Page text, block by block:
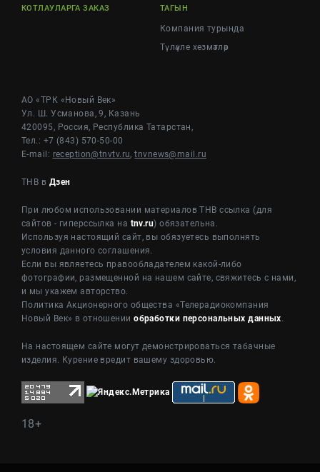
КОТЛАУЛАРГА ЗАКАЗ ТАГЫН
Компания турында
Түләүле хезмәтләр
АО «ТРК «Новый Век»
Ул. Ш. Усманова, 9, Казань
420095, Россия, Республика Татарстан,
Тел.: +7 (843) 570-50-00
E-mail: reception@tnvtv.ru,tnvnews@mail.ru
ТНВ в Дзен
При любом использовании материалов ТНВ ссылка (для
сайтов - гиперссылка на tnv.ru) обязательна.
Используя настоящий сайт, вы обязуетесь выполнять
условия данного соглашения.
Если вы являетесь правообладателем какой-либо
фотографии, размещенной на нашем сайте, свяжитесь с нами,
и мы укажем авторство.
Политика Акционерного общества «Телерадиокомпания
Новый Век» в отношенииобработки персональных данных.
На настоящем сайте могут демонстрироваться табачные
изделия. Курение вредит вашему здоровью.
18+